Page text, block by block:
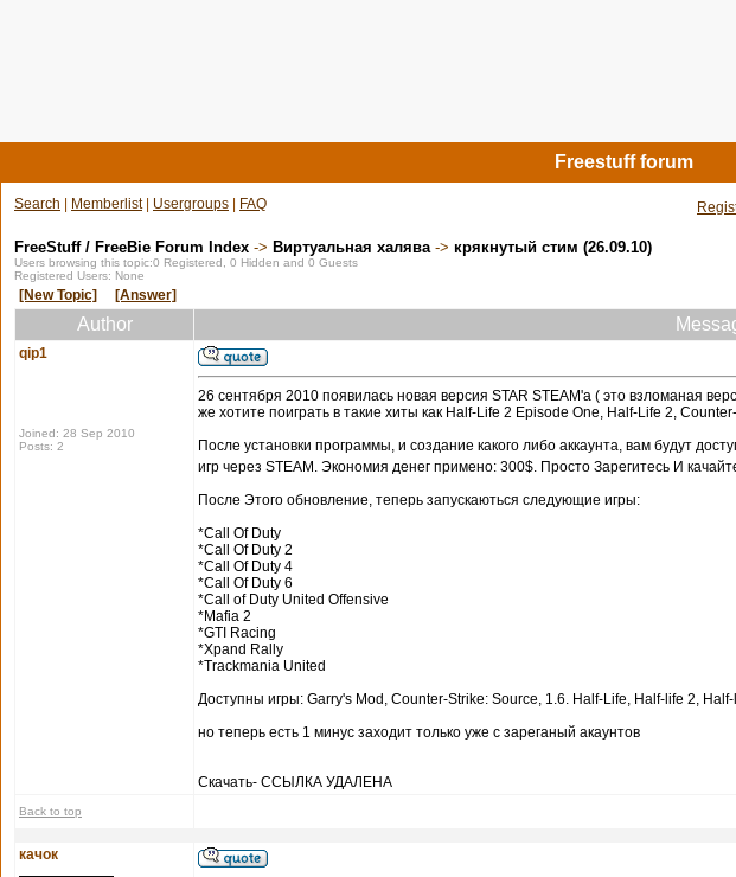
Freestuff forum
Search Memberlist| Usergroups FAQ
FreeStuff / FreeBie Forum Index -> Виртуальная халява-> крякнутый стим (26.09.10)
Users browsing this topic:0 Registered, 0 Hidden and 0 Guests
Registered Users: None
[New Topic] [Answer]
Author
qip1
Joined: 28 Sep 2010
Posts: 2
26 сентября 2010 появилась новая версия STAR STEAM'a ( это взломаная
же хотите поиграть в такие хиты как Half-Life 2 Episode One, Half-Life 2,
После установки программы, и создание какого либо аккаунта, вам будут
игр через STEAM. Экономия денег примено: 300$. Просто Зарегитесь И
После Этого обновление, теперь запускаються следующие игры:
*Call Of Duty
*Call Of Duty 2
*Call Of Duty 4
*Call Of Duty 6
*Call of Duty United Offensive
*Mafia 2
*GTI Racing
*Xpand Rally
*Trackmania United
Доступны игры: Garry's Mod, Counter-Strike: Source, 1.6. Half-Life, Half-life 2,
но теперь есть 1 минус заходит только уже с зареганый акаунтов
Скачать- ССЫЛКА УДАЛЕНА
Back to top
качок